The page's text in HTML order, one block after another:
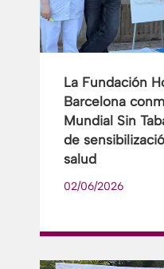
La Fundación
Barcelona
Mundial Sin
de
salud
02/06/2026